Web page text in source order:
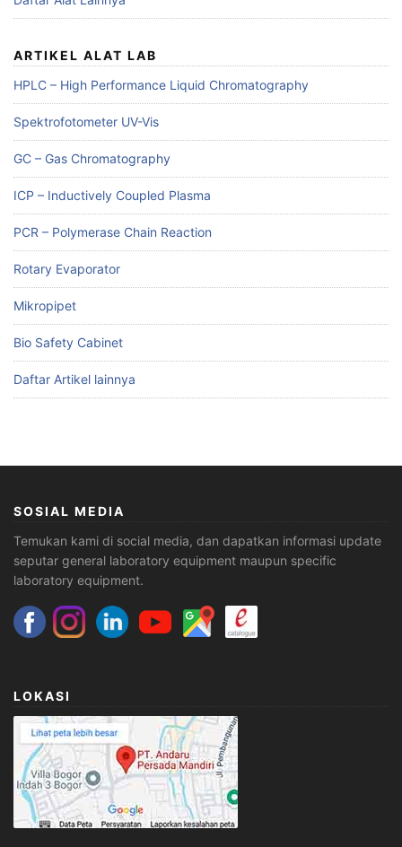
ARTIKEL ALAT LAB
HPLC – High Performance Liquid Chromatography
Spektrofotometer UV-Vis
GC – Gas Chromatography
ICP – Inductively Coupled Plasma
PCR – Polymerase Chain Reaction
Rotary Evaporator
Mikropipet
Bio Safety Cabinet
Daftar Artikel lainnya
SOSIAL MEDIA
Temukan kami di social media, dan dapatkan informasi update
seputar general laboratory equipment maupun specific
laboratory equipment.
LOKASI